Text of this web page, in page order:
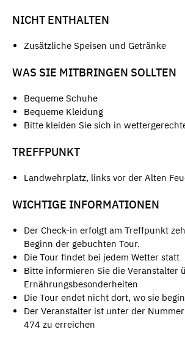
NICHT ENTHALTEN
Zusätzliche Speisen und Getränke
WAS SIE MITBRINGEN SOLLTEN
Bequeme Schuhe
Bequeme Kleidung
Bitte kleiden Sie sich in
TREFFPUNKT
Landwehrplatz, links vor der Alten
WICHTIGE INFORMATIONEN
Der Check-in erfolgt am Treffpunkt
Beginn der gebuchten Tour.
Die Tour findet bei jedem Wetter statt
Bitte informieren Sie die Veranstalter
Ernährungsbesonderheiten
Die Tour endet nicht dort, wo sie
Der Veranstalter ist unter der
474 zu erreichen